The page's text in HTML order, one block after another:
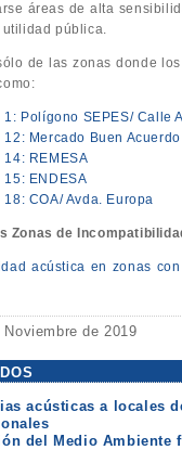
áreas de alta
pública.
de las zonas donde
Polígono SEPES/ Calle
Mercado Buen Acuerdo
REMESA
ENDESA
COA/ Avda. Europa
Zonas de
acústica en zonas
de 2019
acústicas a locales
del Medio